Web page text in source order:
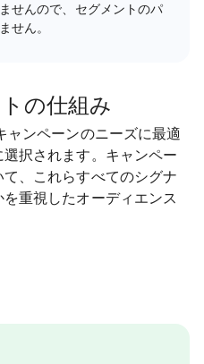
せんので、セグメントのパ
せん。
の仕組み
ャンペーンのニーズに最適
択されます。キャンペー
、これらすべてのシグナ
重視したオーディエンス